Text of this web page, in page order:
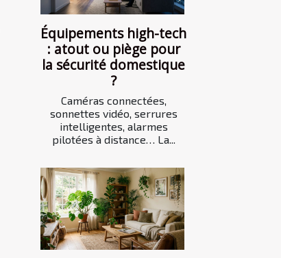
Équipements high-tech
: atout ou piège pour
la sécurité domestique
?
Caméras connectées,
sonnettes vidéo, serrures
intelligentes, alarmes
pilotées à distance… La...